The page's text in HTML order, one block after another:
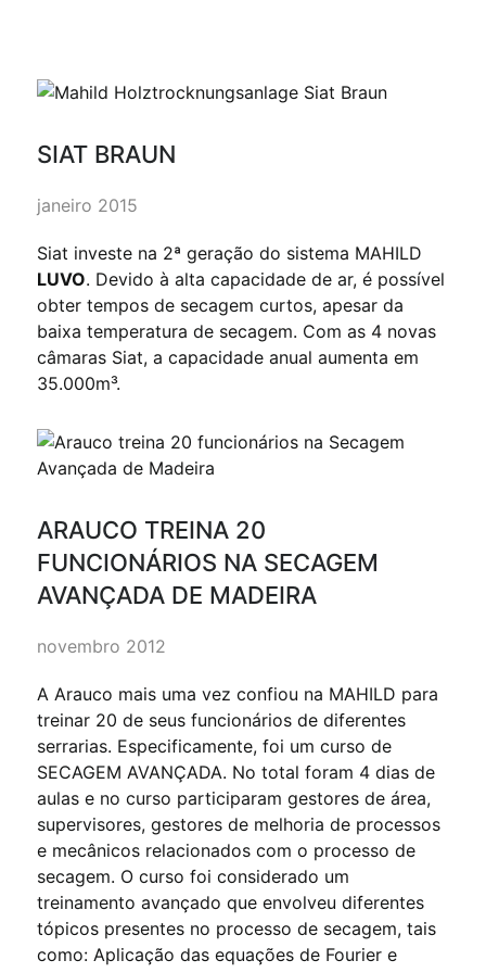
SIAT BRAUN
janeiro 2015
Siat investe na 2ª geração do sistema MAHILD
LUVO. Devido à alta capacidade de ar, é possível
obter tempos de secagem curtos, apesar da
baixa temperatura de secagem. Com as 4 novas
câmaras Siat, a capacidade anual aumenta em
35.000m³.
ARAUCO TREINA 20
FUNCIONÁRIOS NA SECAGEM
AVANÇADA DE MADEIRA
novembro 2012
A Arauco mais uma vez confiou na MAHILD para
treinar 20 de seus funcionários de diferentes
serrarias. Especificamente, foi um curso de
SECAGEM AVANÇADA. No total foram 4 dias de
aulas e no curso participaram gestores de área,
supervisores, gestores de melhoria de processos
e mecânicos relacionados com o processo de
secagem. O curso foi considerado um
treinamento avançado que envolveu diferentes
tópicos presentes no processo de secagem, tais
como: Aplicação das equações de Fourier e